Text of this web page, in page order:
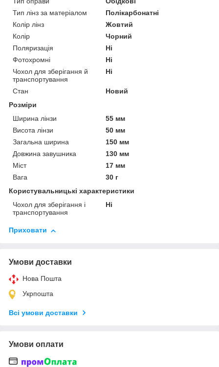
Тип лінз за матеріалом
Полікарбонатні
Колір лінз
Жовтий
Колір
Чорний
Поляризація
Ні
Фотохромні
Ні
Чохол для зберігання й
транспортування
Ні
Стан
Новий
Розміри
Ширина лінзи
55 мм
Висота лінзи
50 мм
Загальна ширина
150 мм
Довжина завушника
130 мм
Міст
17 мм
Вага
30 г
Користувальницькі характеристики
Чохол для зберігання і
транспортування
Ні
Приховати
Умови доставки
Нова Пошта
Укрпошта
Всі умови доставки
Умови оплати